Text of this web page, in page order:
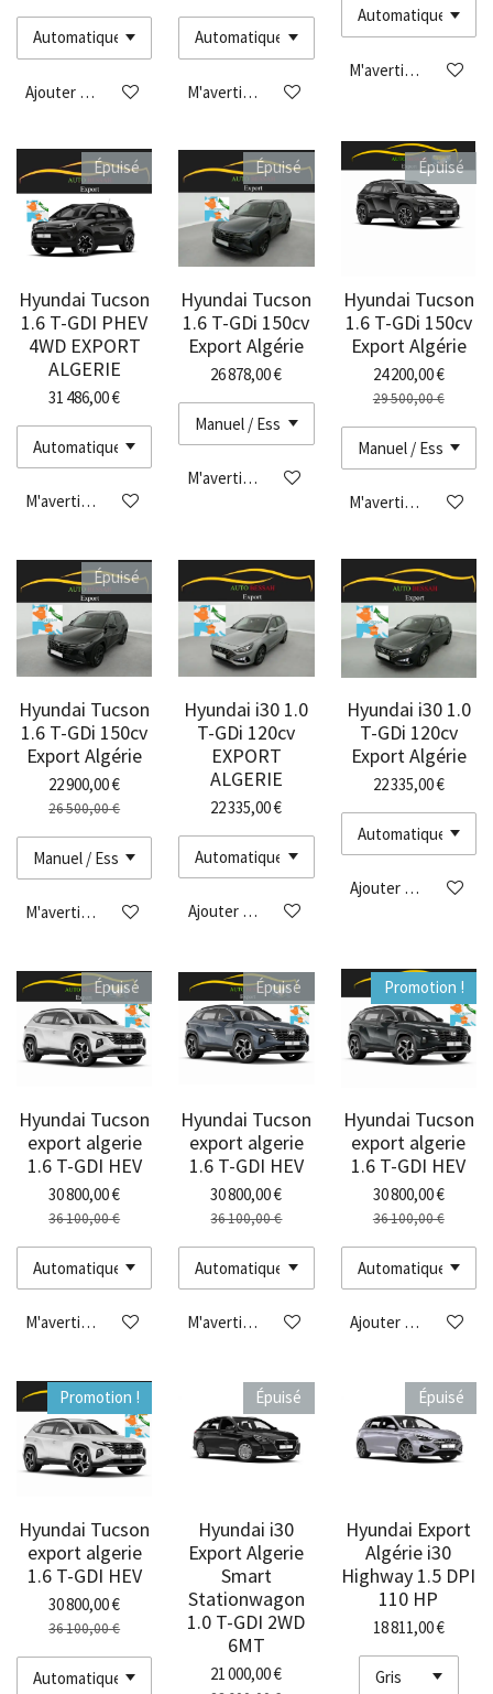
Ajouter au panier M'avertir si disponible
M'avertir si
Épuisé
Hyundai Tucson
1.6 T-GDI PHEV
4WD EXPORT
ALGERIE
31 486,00 €
M'avertir si disponible
Épuisé
Hyundai Tucson
1.6 T-GDi 150cv
Export Algérie
26 878,00 €
M'avertir si disponible
Épuisé
Hyundai Tucson
1.6 T-GDi 150cv
Export Algérie
24 200,00 €
29 500,00 €
M'avertir si
Épuisé
Hyundai Tucson
1.6 T-GDi 150cv
Export Algérie
22 900,00 €
26 500,00 €
M'avertir si disponible
Hyundai i30 1.0
T-GDi 120cv
EXPORT
ALGERIE
22 335,00 €
Ajouter au panier
Hyundai i30 1.0
T-GDi 120cv
Export Algérie
22 335,00 €
Ajouter au panier
Épuisé
Hyundai Tucson
export algerie
1.6 T-GDI HEV
30 800,00 €
36 100,00 €
M'avertir si disponible
Épuisé
Hyundai Tucson
export algerie
1.6 T-GDI HEV
30 800,00 €
36 100,00 €
M'avertir si disponible
Promotion !
Hyundai Tucson
export algerie
1.6 T-GDI HEV
30 800,00 €
36 100,00 €
Ajouter au panier
Promotion !
Hyundai Tucson
export algerie
1.6 T-GDI HEV
30 800,00 €
36 100,00 €
Épuisé
Hyundai i30
Export Algerie
Smart
Stationwagon
1.0 T-GDI 2WD
6MT
21 000,00 €
Épuisé
Hyundai Export
Algérie i30
Highway 1.5 DPI
110 HP
18 811,00 €